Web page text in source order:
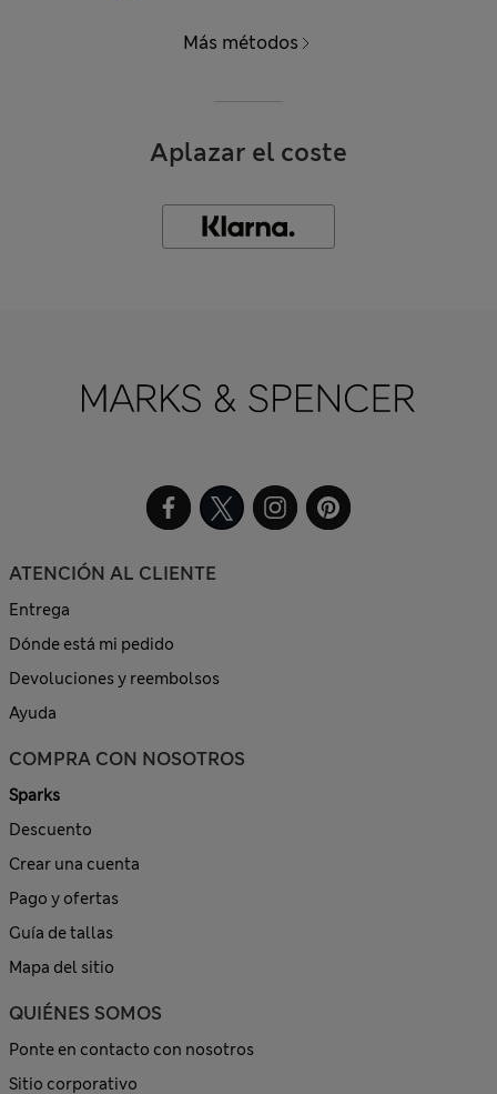
Más métodos
Aplazar el coste
ATENCIÓN AL CLIENTE
Entrega
Dónde está mi pedido
Devoluciones y reembolsos
Ayuda
COMPRA CON NOSOTROS
Sparks
Descuento
Crear una cuenta
Pago y ofertas
Guía de tallas
Mapa del sitio
QUIÉNES SOMOS
Ponte en contacto con nosotros
Sitio corporativo